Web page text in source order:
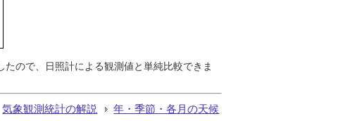
ので、日照計による観測値と単純比較できま
気象観測統計の解説 年・季節・各月の天候